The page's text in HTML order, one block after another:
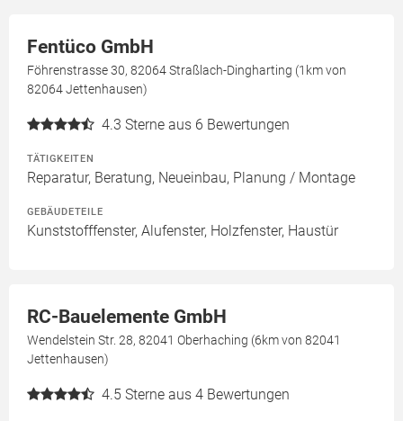
Fentüco GmbH
Föhrenstrasse 30, 82064 Straßlach-Dingharting (1km von
82064 Jettenhausen)
4.3 Sterne aus 6 Bewertungen
TÄTIGKEITEN
Reparatur, Beratung, Neueinbau, Planung / Montage
GEBÄUDETEILE
Kunststofffenster, Alufenster, Holzfenster, Haustür
RC-Bauelemente GmbH
Wendelstein Str. 28, 82041 Oberhaching (6km von 82041
Jettenhausen)
4.5 Sterne aus 4 Bewertungen